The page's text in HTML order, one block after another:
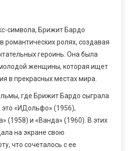
символа, Брижит Бардо
романтических ролях, создавая
героинь. Она была
женщины, которая ищет
в прекрасных местах мира.
где Брижит Бардо сыграла
это «ИДольфо» (1956),
(1958) и «Ванда» (1960). В этих
на экране свою
что сочеталось с ее